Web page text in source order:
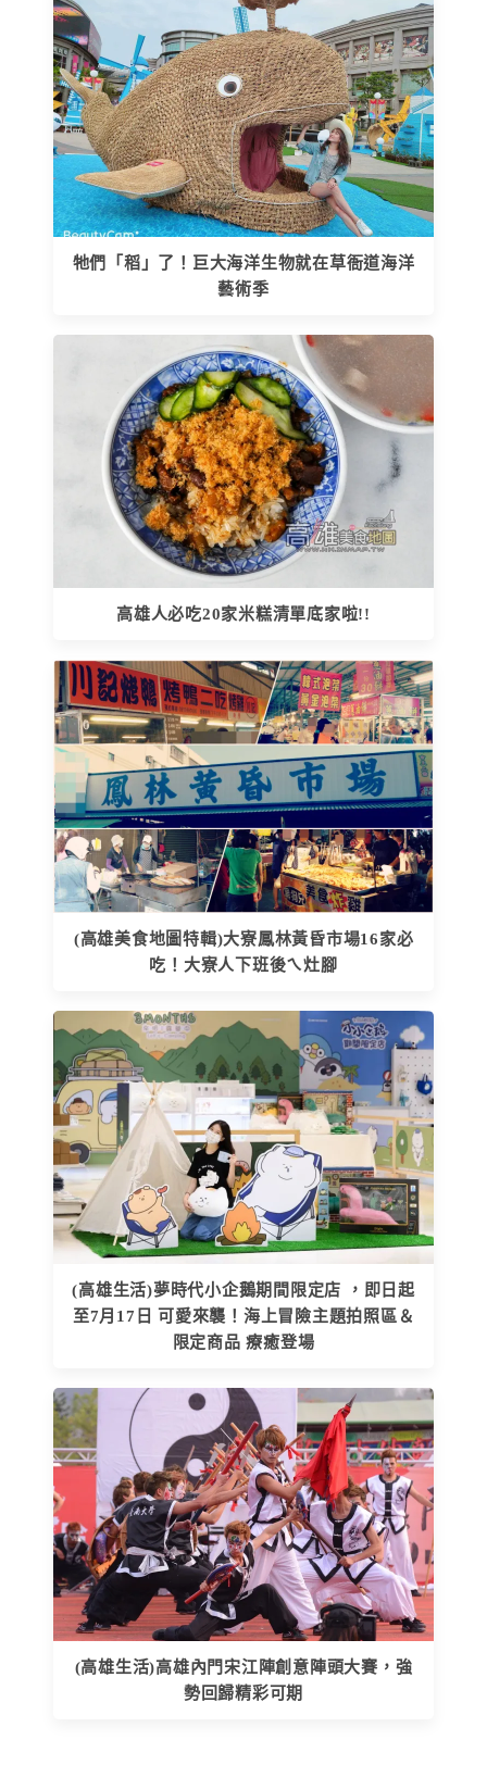
牠們「稻」了！巨大海洋生物就在草衙道海洋
藝術季
高雄人必吃20家米糕清單底家啦!!
(高雄美食地圖特輯)大寮鳳林黃昏市場16家必
吃！大寮人下班後ㄟ灶腳
(高雄生活)夢時代小企鵝期間限定店 ，即日起
至7月17日 可愛來襲！海上冒險主題拍照區＆
限定商品 療癒登場
(高雄生活)高雄內門宋江陣創意陣頭大賽，強
勢回歸精彩可期